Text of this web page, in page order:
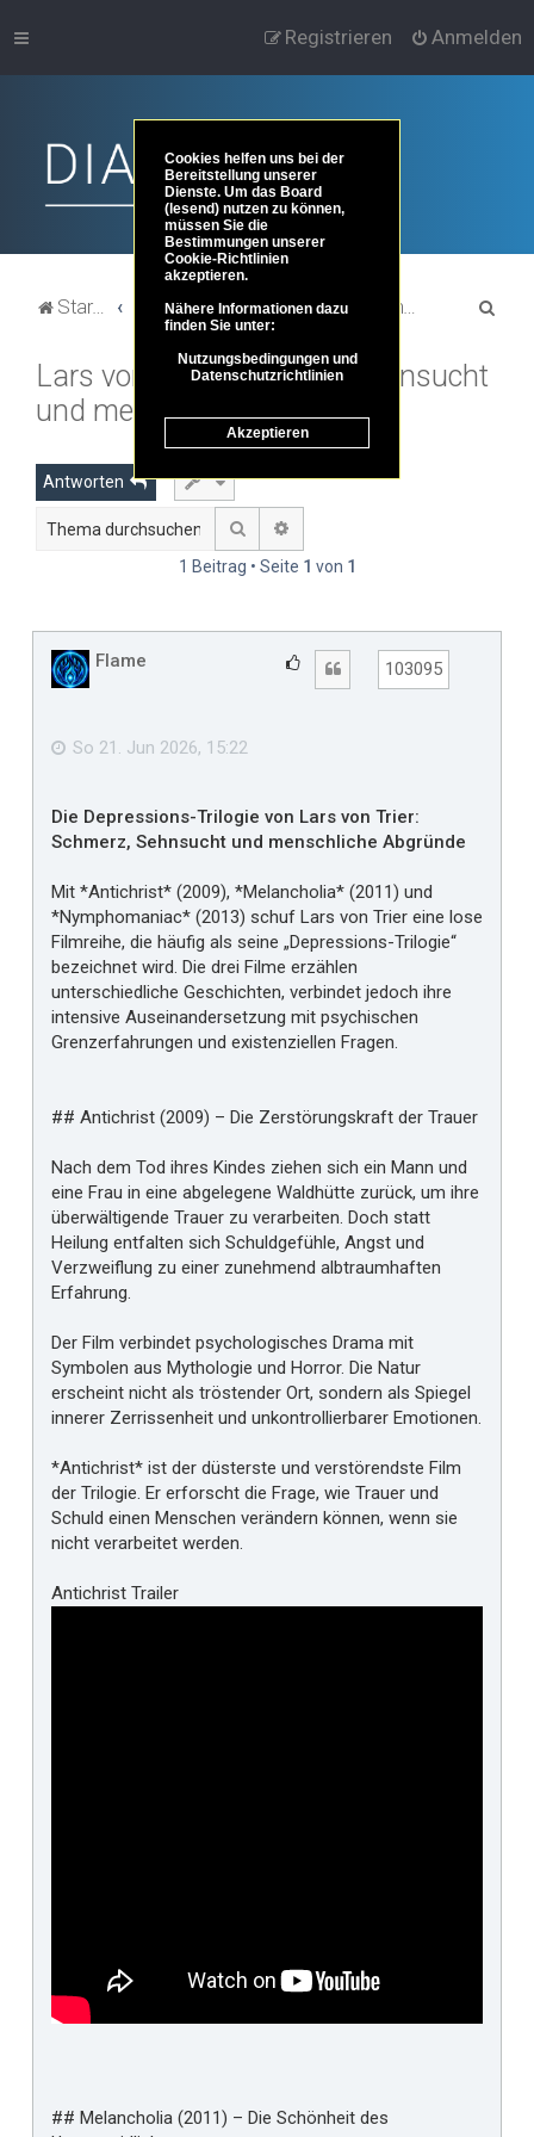
Anmelden
Registrieren
Startseite Portal Foren-Übersicht Kunst und Kultur Kino und Filme
Lars von Trier: Schmerz, Sehnsucht
und menschliche Abgründe
Antworten
Suche
1 Beitrag • Seite 1 von 1
Flame
t
m
r
103095
So 21. Jun 2026, 15:22
Die Depressions-Trilogie von Lars von Trier:
Schmerz, Sehnsucht und menschliche Abgründe
Mit *Antichrist* (2009), *Melancholia* (2011) und
*Nymphomaniac* (2013) schuf Lars von Trier eine lose
Filmreihe, die häufig als seine „Depressions-Trilogie“
bezeichnet wird. Die drei Filme erzählen
unterschiedliche Geschichten, verbindet jedoch ihre
intensive Auseinandersetzung mit psychischen
Grenzerfahrungen und existenziellen Fragen.
## Antichrist (2009) – Die Zerstörungskraft der Trauer
Nach dem Tod ihres Kindes ziehen sich ein Mann und
eine Frau in eine abgelegene Waldhütte zurück, um ihre
überwältigende Trauer zu verarbeiten. Doch statt
Heilung entfalten sich Schuldgefühle, Angst und
Verzweiflung zu einer zunehmend albtraumhaften
Erfahrung.
Der Film verbindet psychologisches Drama mit
Symbolen aus Mythologie und Horror. Die Natur
erscheint nicht als tröstender Ort, sondern als Spiegel
innerer Zerrissenheit und unkontrollierbarer Emotionen.
*Antichrist* ist der düsterste und verstörendste Film
der Trilogie. Er erforscht die Frage, wie Trauer und
Schuld einen Menschen verändern können, wenn sie
nicht verarbeitet werden.
Antichrist Trailer
## Melancholia (2011) – Die Schönheit des
Cookies helfen uns bei der
Bereitstellung unserer
Dienste. Um das Board
(lesend) nutzen zu können,
müssen Sie die
Bestimmungen unserer
Cookie-Richtlinien
akzeptieren.
Nähere Informationen dazu
finden Sie unter:
Nutzungsbedingungen und
Datenschutzrichtlinien
Akzeptieren